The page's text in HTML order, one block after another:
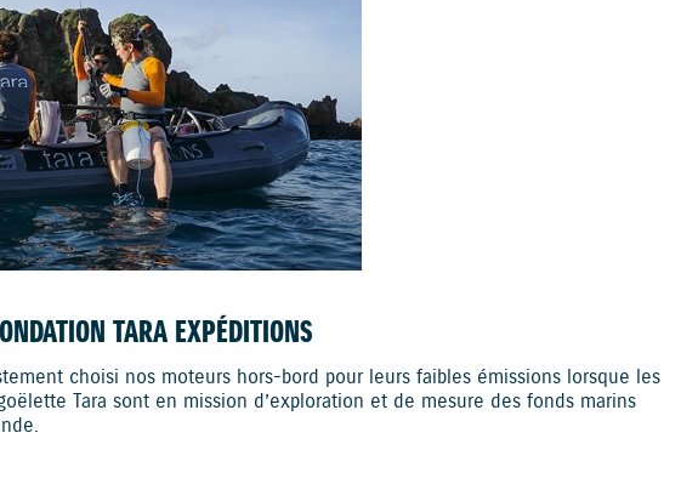
TARA EXPÉDITIONS
choisi nos moteurs hors-bord pour leurs faibles émissions lorsque les
Tara sont en mission d’exploration et de mesure des fonds marins